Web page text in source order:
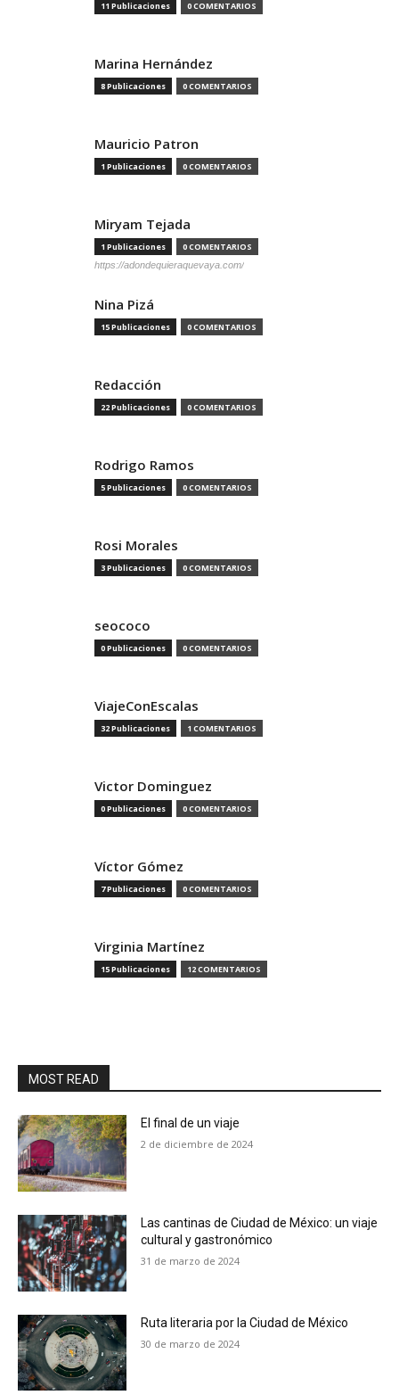
11 Publicaciones 0 COMENTARIOS
Marina Hernández
8 Publicaciones 0 COMENTARIOS
Mauricio Patron
1 Publicaciones 0 COMENTARIOS
Miryam Tejada
1 Publicaciones 0 COMENTARIOS
https://adondequieraquevaya.com/
Nina Pizá
15 Publicaciones 0 COMENTARIOS
Redacción
22 Publicaciones 0 COMENTARIOS
Rodrigo Ramos
5 Publicaciones 0 COMENTARIOS
Rosi Morales
3 Publicaciones 0 COMENTARIOS
seococo
0 Publicaciones 0 COMENTARIOS
ViajeConEscalas
32 Publicaciones 1 COMENTARIOS
Victor Dominguez
0 Publicaciones 0 COMENTARIOS
Víctor Gómez
7 Publicaciones 0 COMENTARIOS
Virginia Martínez
15 Publicaciones 12 COMENTARIOS
MOST READ
El final de un viaje
2 de diciembre de 2024
Las cantinas de Ciudad de México: un viaje
cultural y gastronómico
31 de marzo de 2024
Ruta literaria por la Ciudad de México
30 de marzo de 2024